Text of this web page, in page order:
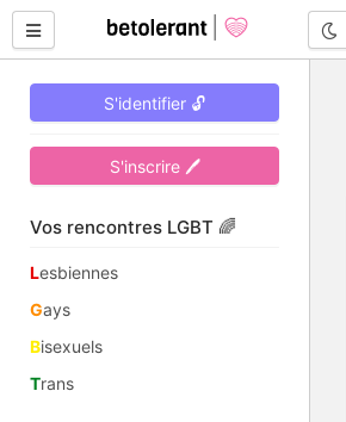
S'identifier 🔓
S'inscrire 🖊
Vos rencontres LGBT 🌈
Lesbiennes
Gays
Bisexuels
Trans